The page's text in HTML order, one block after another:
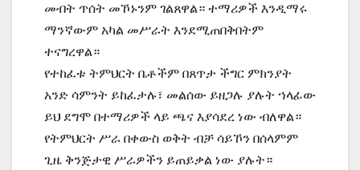
መብት ጥሰት መኾኑንም ገልጸዋል። ተማሪዎች እንዲማሩ
ማንኛውም አካል መሥራት እንደሚጠበቅበትም
ተናግረዋል።
የተከፈቱ ትምህርት ቤቶችም በጸጥታ ችግር ምክንያት
አንድ ሳምንት ይከፈታሉ፣ መልሰው ይዘጋሉ ያሉት ኀላፊው
ይህ ደግሞ በተማሪዎች ላይ ጫና እያሳደረ ነው ብለዋል።
የትምህርት ሥራ በቀውስ ወቅት ብቻ ሳይኾን በሰላምም
ጊዜ ቅንጅታዊ ሥራዎችን ይጠይቃል ነው ያሉት።